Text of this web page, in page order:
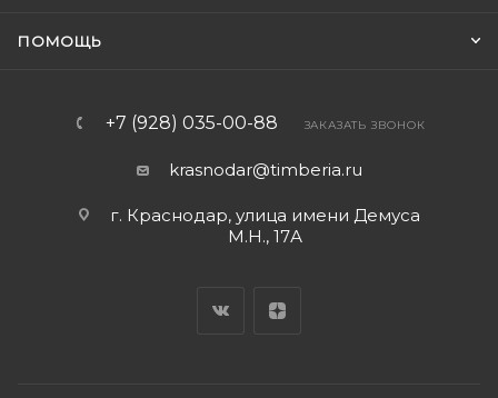
ПОМОЩЬ
+7 (928) 035-00-88 ЗАКАЗАТЬ ЗВОНОК
krasnodar@timberia.ru
г. Краснодар, улица имени Демуса
М.Н., 17А